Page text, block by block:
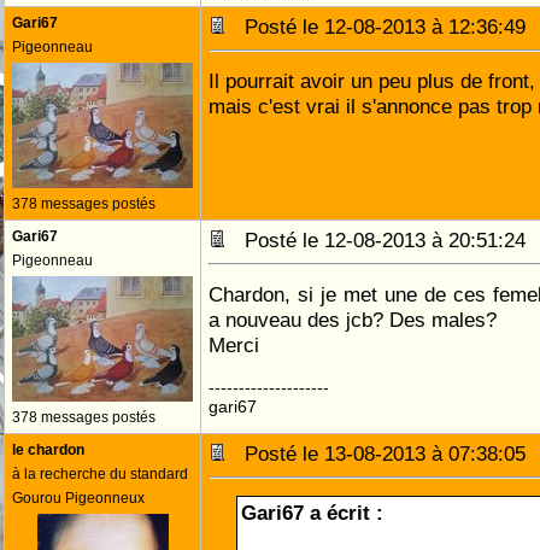
Gari67
Pigeonneau
378 messages postés
Posté le 12-08-2013 à
Il pourrait avoir un peu plus de front,
mais c'est vrai il s'annonce pas trop
Gari67
Pigeonneau
378 messages postés
Posté le 12-08-2013 à
Chardon, si je met une de ces
a nouveau des jcb? Des males?
Merci
--------------------
gari67
le chardon
à la recherche du standard
Gourou Pigeonneux
Posté le 13-08-2013 à
Gari67 a écrit :